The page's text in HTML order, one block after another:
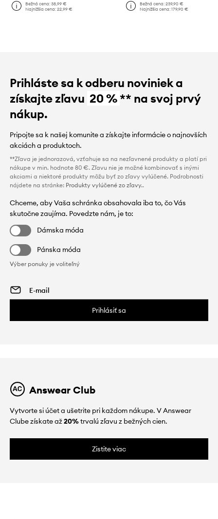
Bežná cena:38,99 €
Najnižšia cena:22,99 €
Bežná cena: 239,90 €
Najnižšia cena: 179,90 €
Prihláste sa k odberu noviniek a
získajte zľavu 20 %** na svoj prvý
nákup.
Pripojte sa k našej komunite a získajte informácie o najnovších
akciách a produktoch.
**Zľava je jednorazová, vzťahuje sa na nezľavnené produkty a platí pri
nákupe v min. hodnote 80 €. Zľavu nie je možné kombinovať s inými
akciami a niektoré produkty môžu byť zo zľavy vylúčené. Podrobnosti
nájdete na stránke: Produkty vylúčené zo zľavy..
Chceme, aby Vaša schránka obsahovala iba to, čo Vás
skutočne zaujíma. Povedzte nám, je to:
Dámska móda
Pánska móda
Výber ponuky je voliteľný
Prihlásiť sa
Answear Club
Vytvorte si účet a ušetrite pri každom nákupe. V Answear
Clube získate až20%trvalú zľavu z bežných cien.
Zistite viac